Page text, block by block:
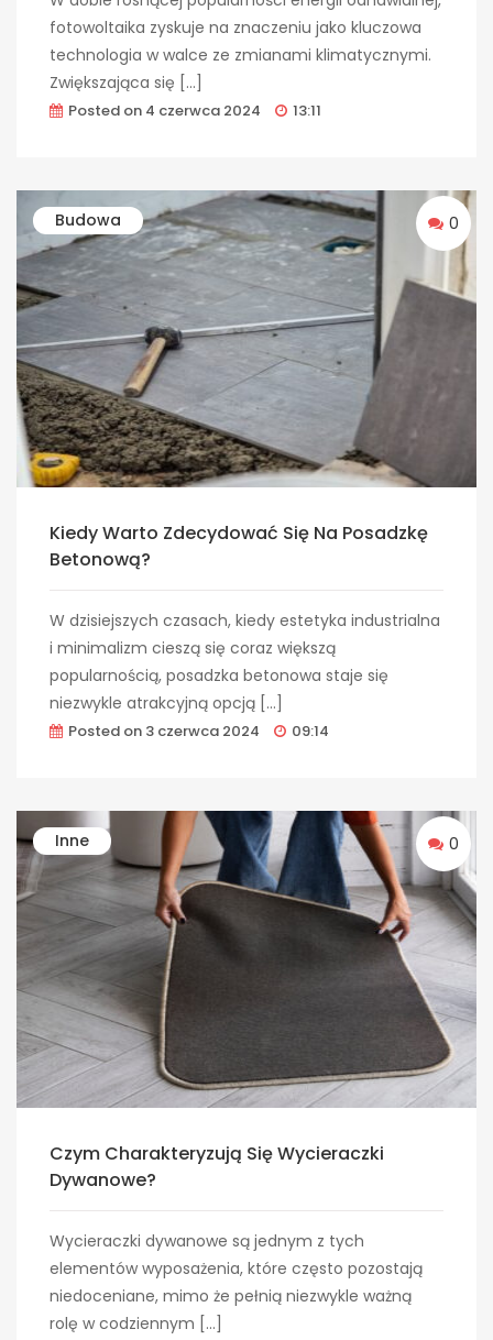
fotowoltaika zyskuje na znaczeniu jako kluczowa
technologia w walce ze zmianami klimatycznymi.
Zwiększająca się […]
Posted on 4 czerwca 2024 13:11
Budowa 0
Kiedy Warto Zdecydować Się Na Posadzkę
Betonową?
W dzisiejszych czasach, kiedy estetyka industrialna
i minimalizm cieszą się coraz większą
popularnością, posadzka betonowa staje się
niezwykle atrakcyjną opcją […]
Posted on 3 czerwca 2024 09:14
Inne 0
Czym Charakteryzują Się Wycieraczki
Dywanowe?
Wycieraczki dywanowe są jednym z tych
elementów wyposażenia, które często pozostają
niedoceniane, mimo że pełnią niezwykle ważną
rolę w codziennym […]